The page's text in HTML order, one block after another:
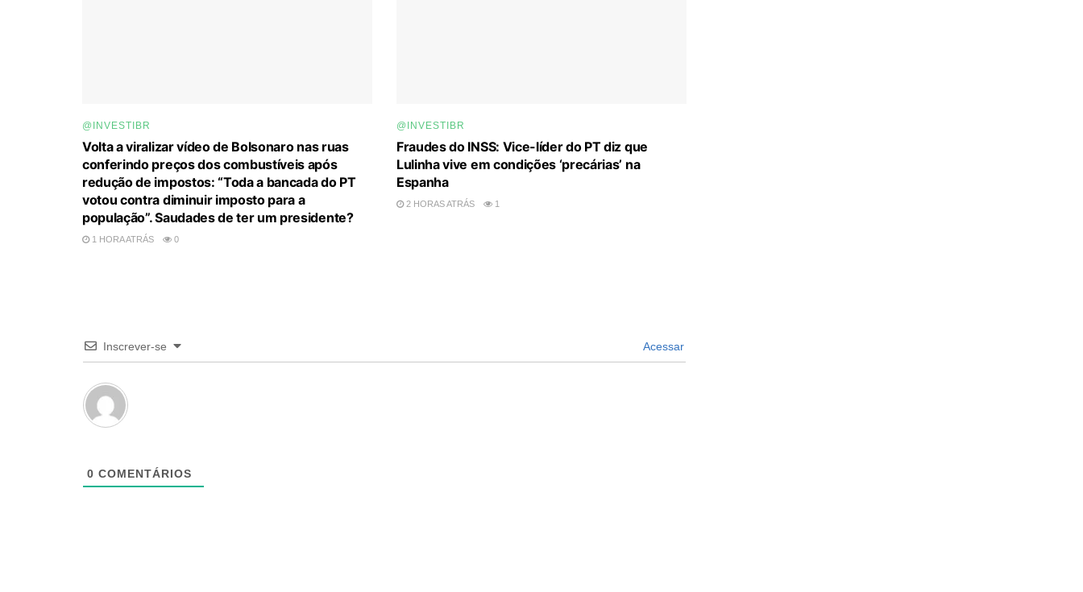
@INVESTIBR
Volta a viralizar vídeo de Bolsonaro nas ruas
conferindo preços dos combustíveis após
redução de impostos: “Toda a bancada do PT
votou contra diminuir imposto para a
população”. Saudades de ter um presidente?
1 HORA ATRÁS 0
@INVESTIBR
Fraudes do INSS: Vice-líder do PT diz que
Lulinha vive em condições ‘precárias’ na
Espanha
2 HORAS ATRÁS 1
Inscrever-se Acessar
0 COMENTÁRIOS